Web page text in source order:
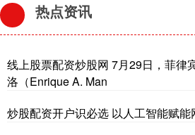
热点资讯
线上股票配资炒股网 7月29日，菲律
洛（Enrique A. Man
炒股配资开户识必选 以人工智能赋